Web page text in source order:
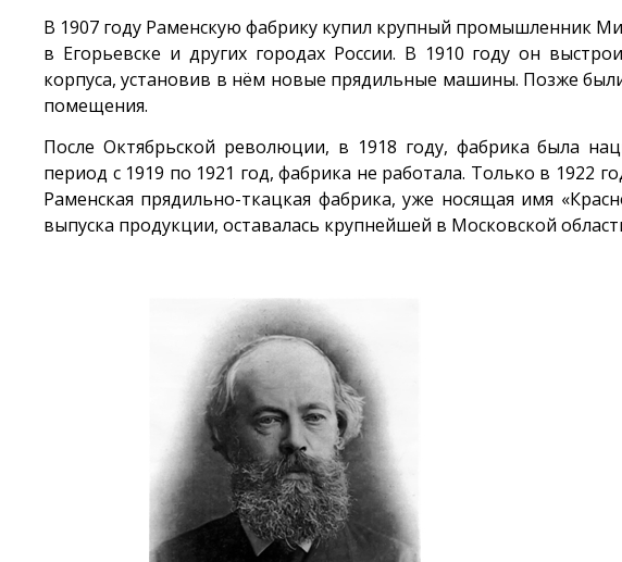
В 1907 году Раменскую фабрику купил крупный промышленник
в Егорьевске и других городах России. В 1910 году он
корпуса, установив в нём новые прядильные машины. Позже
помещения.
После Октябрьской революции, в 1918 году, фабрика была
период с 1919 по 1921 год, фабрика не работала. Только в 1922
Раменская прядильно-ткацкая фабрика, уже носящая имя
выпуска продукции, оставалась крупнейшей в Московской